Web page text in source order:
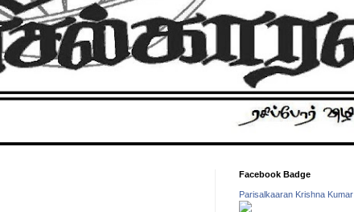
Facebook Badge
Parisalkaaran Krishna Kumar